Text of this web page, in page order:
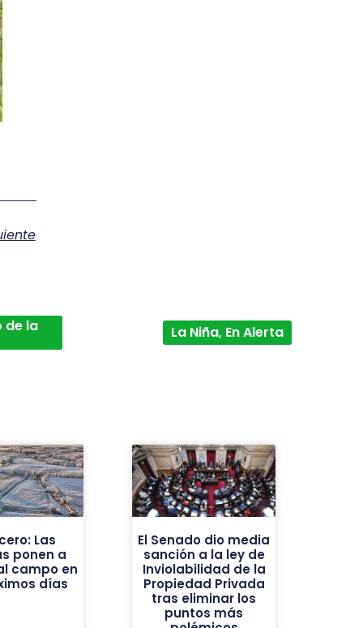
de la La Niña, En Alerta
Las
ponen a
campo en
días
El Senado dio media
sanción a la ley de
Inviolabilidad de la
Propiedad Privada
tras eliminar los
puntos más